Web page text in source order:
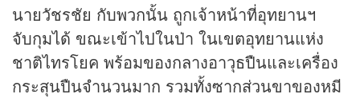
นายวัชรชัย กับพวกนั้น ถูกเจ้าหน้าที่อุทยานฯ
จับกุมได้ ขณะเข้าไปในป่า ในเขตอุทยานแห่ง
ชาติไทรโยค พร้อมของกลางอาวุธปืนและเครื่อง
กระสุนปืนจำนวนมาก รวมทั้งซากส่วนขาของหมี